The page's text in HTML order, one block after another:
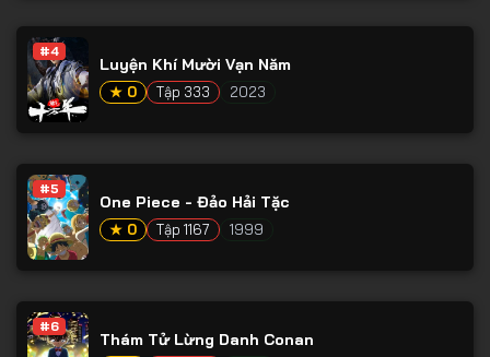
#4
Luyện Khí Mười Vạn Năm
★ 0 Tập 333 2023
#5
One Piece - Đảo Hải Tặc
★ 0 Tập 1167 1999
#6
Thám Tử Lừng Danh Conan